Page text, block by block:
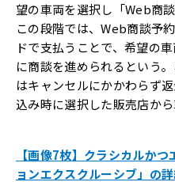
望の車両を選択し「Web商
この段階では、Web商談予
ドで支払うことで、希望の
に商談を進められるという
はキャンセルにかかわらず
込み時に選択した販売店から
【画像7枚】クラシカルか
ョンエクスクルーシブ」の